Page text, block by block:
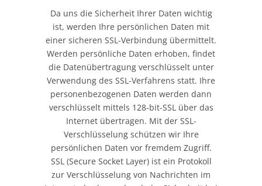
Da uns die Sicherheit Ihrer Daten wichtig
ist, werden Ihre persönlichen Daten mit
einer sicheren SSL-Verbindung übermittelt.
Werden persönliche Daten erhoben, findet
die Datenübertragung verschlüsselt unter
Verwendung des SSL-Verfahrens statt. Ihre
personenbezogenen Daten werden dann
verschlüsselt mittels 128-bit-SSL über das
Internet übertragen. Mit der SSL-
Verschlüsselung schützen wir Ihre
persönlichen Daten vor fremdem Zugriff.
SSL (Secure Socket Layer) ist ein Protokoll
zur Verschlüsselung von Nachrichten im